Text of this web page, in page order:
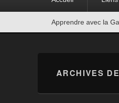
Apprendre avec la
ARCHIVES